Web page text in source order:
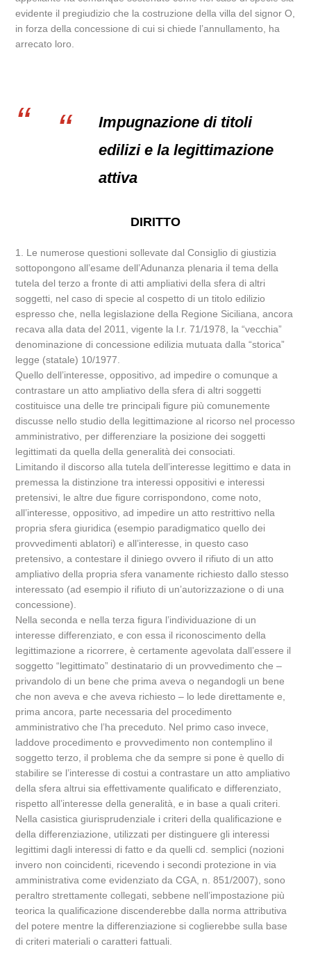
evidente il pregiudizio che la costruzione della villa del signor O,
in forza della concessione di cui si chiede l’annullamento, ha
arrecato loro.
Impugnazione di titoli
edilizi e la legittimazione
attiva
DIRITTO
1. Le numerose questioni sollevate dal Consiglio di giustizia
sottopongono all’esame dell’Adunanza plenaria il tema della
tutela del terzo a fronte di atti ampliativi della sfera di altri
soggetti, nel caso di specie al cospetto di un titolo edilizio
espresso che, nella legislazione della Regione Siciliana, ancora
recava alla data del 2011, vigente la l.r. 71/1978, la “vecchia”
denominazione di concessione edilizia mutuata dalla “storica”
legge (statale) 10/1977.
Quello dell’interesse, oppositivo, ad impedire o comunque a
contrastare un atto ampliativo della sfera di altri soggetti
costituisce una delle tre principali figure più comunemente
discusse nello studio della legittimazione al ricorso nel processo
amministrativo, per differenziare la posizione dei soggetti
legittimati da quella della generalità dei consociati.
Limitando il discorso alla tutela dell’interesse legittimo e data in
premessa la distinzione tra interessi oppositivi e interessi
pretensivi, le altre due figure corrispondono, come noto,
all’interesse, oppositivo, ad impedire un atto restrittivo nella
propria sfera giuridica (esempio paradigmatico quello dei
provvedimenti ablatori) e all’interesse, in questo caso
pretensivo, a contestare il diniego ovvero il rifiuto di un atto
ampliativo della propria sfera vanamente richiesto dallo stesso
interessato (ad esempio il rifiuto di un’autorizzazione o di una
concessione).
Nella seconda e nella terza figura l’individuazione di un
interesse differenziato, e con essa il riconoscimento della
legittimazione a ricorrere, è certamente agevolata dall’essere il
soggetto “legittimato” destinatario di un provvedimento che –
privandolo di un bene che prima aveva o negandogli un bene
che non aveva e che aveva richiesto – lo lede direttamente e,
prima ancora, parte necessaria del procedimento
amministrativo che l’ha preceduto. Nel primo caso invece,
laddove procedimento e provvedimento non contemplino il
soggetto terzo, il problema che da sempre si pone è quello di
stabilire se l’interesse di costui a contrastare un atto ampliativo
della sfera altrui sia effettivamente qualificato e differenziato,
rispetto all’interesse della generalità, e in base a quali criteri.
Nella casistica giurisprudenziale i criteri della qualificazione e
della differenziazione, utilizzati per distinguere gli interessi
legittimi dagli interessi di fatto e da quelli cd. semplici (nozioni
invero non coincidenti, ricevendo i secondi protezione in via
amministrativa come evidenziato da CGA, n. 851/2007), sono
peraltro strettamente collegati, sebbene nell’impostazione più
teorica la qualificazione discenderebbe dalla norma attributiva
del potere mentre la differenziazione si coglierebbe sulla base
di criteri materiali o caratteri fattuali.